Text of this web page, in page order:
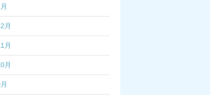
月
月
月